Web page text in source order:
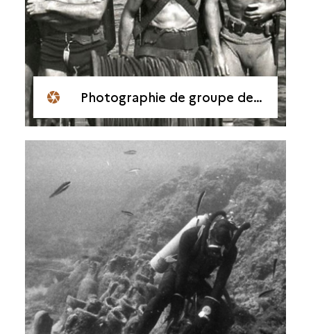
Photographie de groupe de plusieurs plongeurs